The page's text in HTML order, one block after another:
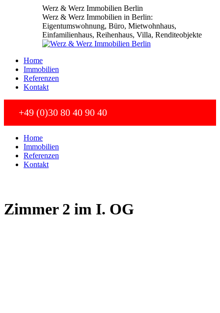
Werz & Werz Immobilien Berlin
Werz & Werz Immobilien in Berlin:
Eigentumswohnung, Büro, Mietwohnhaus,
Einfamilienhaus, Reihenhaus, Villa, Renditeobjekte
Home
Immobilien
Referenzen
Kontakt
+49 (0)30 80 40 90 40
Home
Immobilien
Referenzen
Kontakt
Zimmer 2 im I. OG